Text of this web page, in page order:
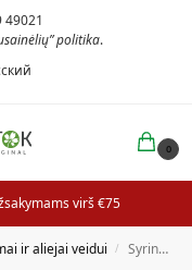
49021
politika.
0
virš €75
ir aliejai veidui / Syringų (alyvų) drėkinamasis kremas